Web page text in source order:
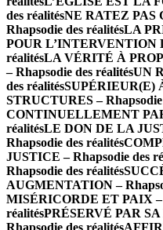
des réalitésNE RATEZ PAS
Rhapsodie des réalitésLA
POUR L’INTERVENTION
réalitésLA VÉRITÉ À
– Rhapsodie des réalitésUN
des réalitésSUPÉRIEUR(E)
STRUCTURES – Rhapsodie
CONTINUELLEMENT
réalitésLE DON DE LA
Rhapsodie des réalités
JUSTICE – Rhapsodie des
Rhapsodie des réalités
AUGMENTATION –
MISÉRICORDE ET PAIX –
réalitésPRÉSERVÉ PAR
Rhapsodie des réalités